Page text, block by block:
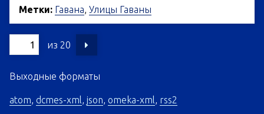
Метки: Гавана, Улицы Гаваны
из 20
Выходные форматы
atom, dcmes-xml, json, omeka-xml, rss2